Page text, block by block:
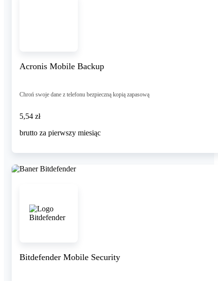
Acronis Mobile Backup
Chroń swoje dane z telefonu bezpieczną kopią zapasową
5,54 zł
5,54 zł
brutto za pierwszy miesiąc
Bitdefender Mobile Security